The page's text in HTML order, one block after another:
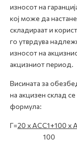
износот на
кој може да
складираат и
го утврдува
износот на
акцизниот период.
Висината за
на акцизен склад
формула:
Г=20 x ACC1+100 x
100